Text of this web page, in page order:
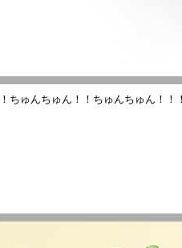
ちゅんちゅん！！ちゅんちゅん！！